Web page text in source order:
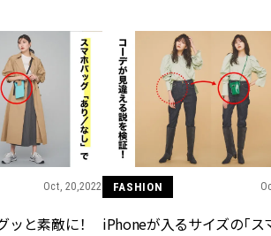
Oct, 20,2022
と素敵に！
FASHION
iPhoneが入るサイズの「ス
【落ちない名品リップ10選】塗
り直しできない・皮むけしやす
いetc.悩みをクリア | CLASSY.[ク
ラッシィ]
BEAUTY Aug, 4, 2026
【猛暑ダメージ】はまずリセッ
ト！30代の夏枯れ肌を救う「先
回りエイジングケア」美容液3選
| CLASSY.[クラッシィ]